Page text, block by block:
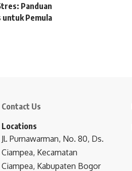
Panduan
untuk Pemula
Contact Us
Locations
Jl. Purnawarman, No. 80, Ds.
Ciampea, Kecamatan
Ciampea, Kabupaten Bogor